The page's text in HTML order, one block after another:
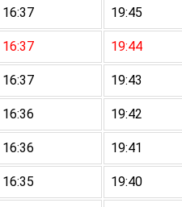
16:37 19:45
16:37 19:44
16:37 19:43
16:36 19:42
16:36 19:41
16:35 19:40